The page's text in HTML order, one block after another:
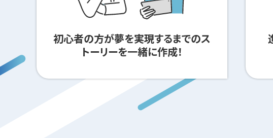
初心者の方が夢を実現するまでのス
トーリーを一緒に作成！